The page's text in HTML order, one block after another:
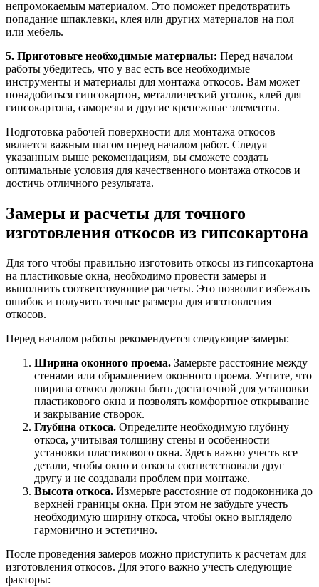
непромокаемым материалом. Это поможет предотвратить
попадание шпаклевки, клея или других материалов на пол
или мебель.
5. Приготовьте необходимые материалы: Перед началом
работы убедитесь, что у вас есть все необходимые
инструменты и материалы для монтажа откосов. Вам может
понадобиться гипсокартон, металлический уголок, клей для
гипсокартона, саморезы и другие крепежные элементы.
Подготовка рабочей поверхности для монтажа откосов
является важным шагом перед началом работ. Следуя
указанным выше рекомендациям, вы сможете создать
оптимальные условия для качественного монтажа откосов и
достичь отличного результата.
Замеры и расчеты для точного
изготовления откосов из гипсокартона
Для того чтобы правильно изготовить откосы из гипсокартона
на пластиковые окна, необходимо провести замеры и
выполнить соответствующие расчеты. Это позволит избежать
ошибок и получить точные размеры для изготовления
откосов.
Перед началом работы рекомендуется следующие замеры:
Ширина оконного проема. Замерьте расстояние между
стенами или обрамлением оконного проема. Учтите, что
ширина откоса должна быть достаточной для установки
пластикового окна и позволять комфортное открывание
и закрывание створок.
Глубина откоса. Определите необходимую глубину
откоса, учитывая толщину стены и особенности
установки пластикового окна. Здесь важно учесть все
детали, чтобы окно и откосы соответствовали друг
другу и не создавали проблем при монтаже.
Высота откоса. Измерьте расстояние от подоконника до
верхней границы окна. При этом не забудьте учесть
необходимую ширину откоса, чтобы окно выглядело
гармонично и эстетично.
После проведения замеров можно приступить к расчетам для
изготовления откосов. Для этого важно учесть следующие
факторы: